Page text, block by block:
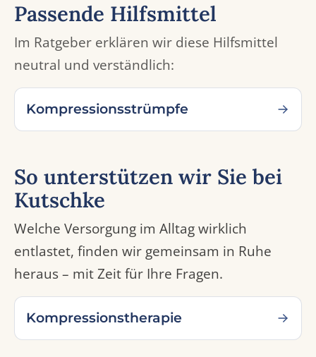
Passende Hilfsmittel
Im Ratgeber erklären wir diese Hilfsmittel
neutral und verständlich:
Kompressionsstrümpfe
So unterstützen wir Sie bei
Kutschke
Welche Versorgung im Alltag wirklich
entlastet, finden wir gemeinsam in Ruhe
heraus – mit Zeit für Ihre Fragen.
Kompressionstherapie